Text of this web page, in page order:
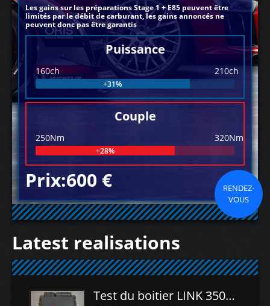
Les gains sur les préparations Stage 1 + E85 peuvent être
limités par le débit de carburant, les gains annoncés ne
peuvent donc pas être garantis
Puissance
160ch 210ch
+31%
Couple
250Nm 320Nm
+28%
Prix:600 €
RENDEZ-
VOUS
Latest realisations
Test du boitier LINK 350Z Plugin ECU